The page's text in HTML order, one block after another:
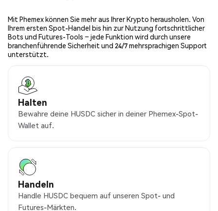
Mit Phemex können Sie mehr aus Ihrer Krypto herausholen. Von
Ihrem ersten Spot-Handel bis hin zur Nutzung fortschrittlicher
Bots und Futures-Tools – jede Funktion wird durch unsere
branchenführende Sicherheit und 24/7 mehrsprachigen Support
unterstützt.
Halten
Bewahre deine HUSDC sicher in deiner Phemex-Spot-
Wallet auf.
Handeln
Handle HUSDC bequem auf unseren Spot- und
Futures-Märkten.